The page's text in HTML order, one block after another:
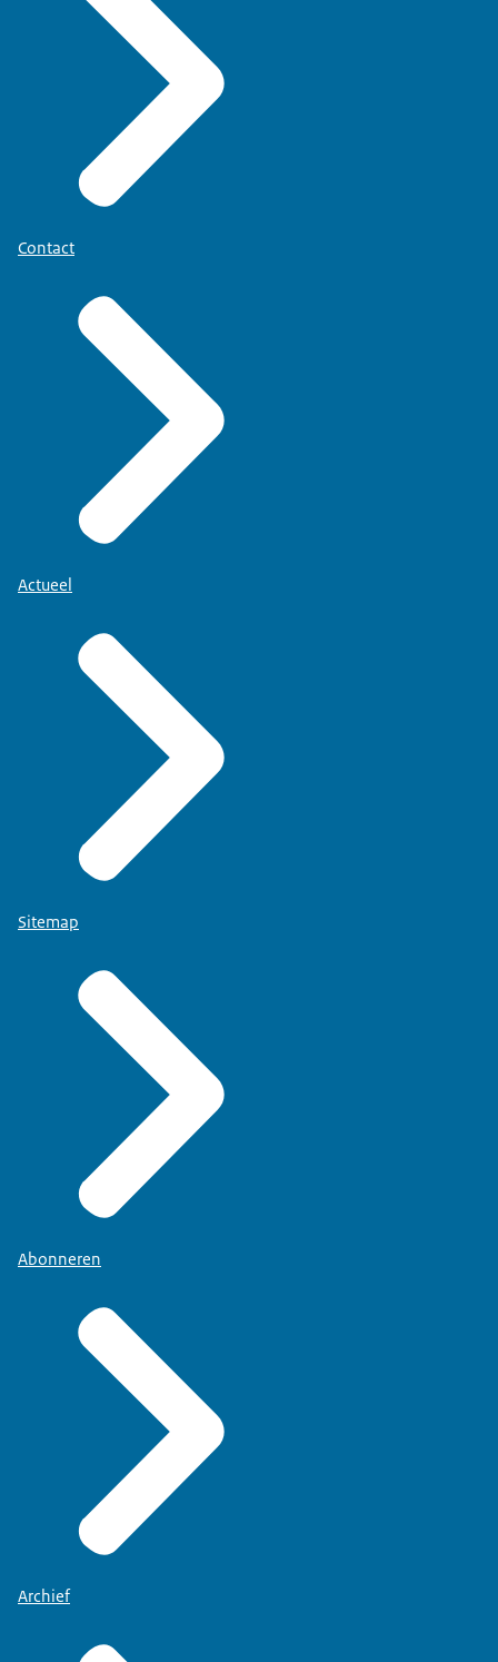
Contact
Actueel
Sitemap
Abonneren
Archief